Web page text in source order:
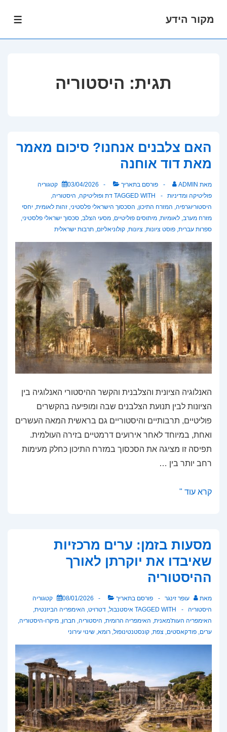
מקור הידע
תגית: היסטוריה
האם צלבנים אנחנו? סיכום מאמר
מאת דוד אוחנה
מאת ADMIN פורסם בתאריך 03/04/2026
קטגוריה
פוליטיקה ומדיניות
TAGGED WITH דת ופוליטיקה, היסטוריה,
היסטוריוגרפיה, המזרח התיכון, הסכסוך הישראלי פלסטיני, זהות לאומית, יחסי
מזרח מערב, לאומיות, מיתוסים פוליטיים, מסעי הצלב, סכסוך ישראלי פלסטיני,
ספרות עברית, פוסט ציונות, ציונות, קולוניאליזם, תרבות ישראלית
האנלוגיה הציונית והצלבנית והקשר ההיסטורי האנלוגיה בין
הציונות לבין תנועת הצלבנים שבה ומופיעה בהקשרים
פוליטיים, תרבותיים והיסטוריים גם בראשית המאה העשרים
ואחת, במיוחד לאחר אירועים דרמטיים בזירה העולמית.
תפיסה זו מציגה את הסכסוך במזרח התיכון כחלק מעימות
רחב יותר בין …
האם
מאמר
מאת
דוד
קרא עוד "
מסעות בזמן: ערים מרכזיות
שאיבדו את יוקרתן לאורך
ההיסטוריה
מאת עופר זינגר פורסם בתאריך 08/01/2026
קטגוריה
היסטוריה
TAGGED WITH איסטנבול דטרויט האימפריה הביזנטית
האימפריה העות'מאנית האימפריה הרומית היסטוריה חברון מיקרו-היסטוריה
ערים פודקאסטים צפת קונסטנטינופול רומא שינוי עירוני